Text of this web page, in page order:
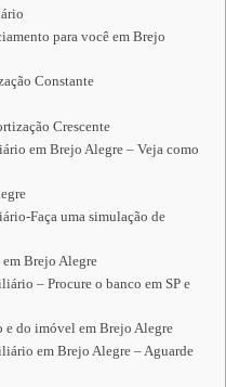
para você em Brejo
Constante
Crescente
em Brejo Alegre – Veja como
Faça uma simulação de
Brejo Alegre
– Procure o banco em SP e
e do imóvel em Brejo Alegre
em Brejo Alegre – Aguarde